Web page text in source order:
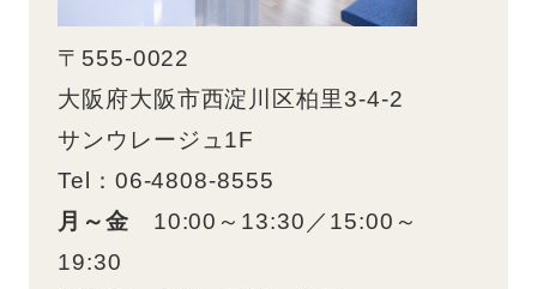
〒555-0022
大阪府大阪市西淀川区柏里3-4-2
サンウレージュ1F
Tel：06-4808-8555
月～金 10:00～13:30／15:00～
19:30